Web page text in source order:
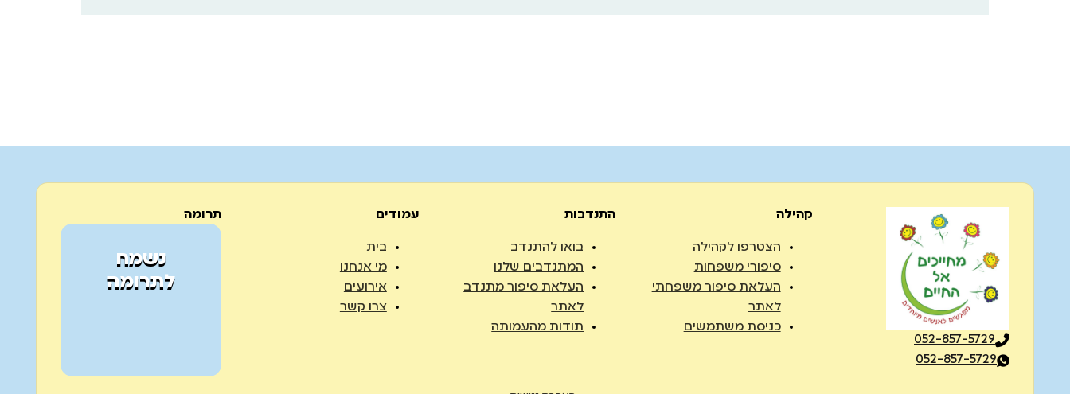
052-857-5729
052-857-5729
קהילה
הצטרפו לקהילה
סיפורי משפחות
העלאת סיפור משפחתי
לאתר
כניסת משתמשים
התנדבות
בואו להתנדב
המתנדבים שלנו
העלאת סיפור מתנדב
לאתר
תודות מהעמותה
עמודים
בית
מי אנחנו
אירועים
צרו קשר
תרומה
נשמח
לתרומה